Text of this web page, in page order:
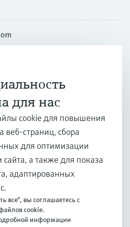
для нас
cookie для повышения
веб-страниц, сбора
для оптимизации
а также для показа
адаптированных
все", вы соглашаетесь с
cookie.
информации